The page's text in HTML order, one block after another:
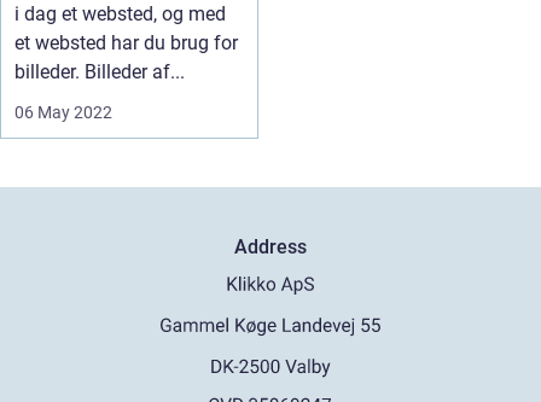
i dag et websted, og med
et websted har du brug for
billeder. Billeder af...
06 May 2022
Address